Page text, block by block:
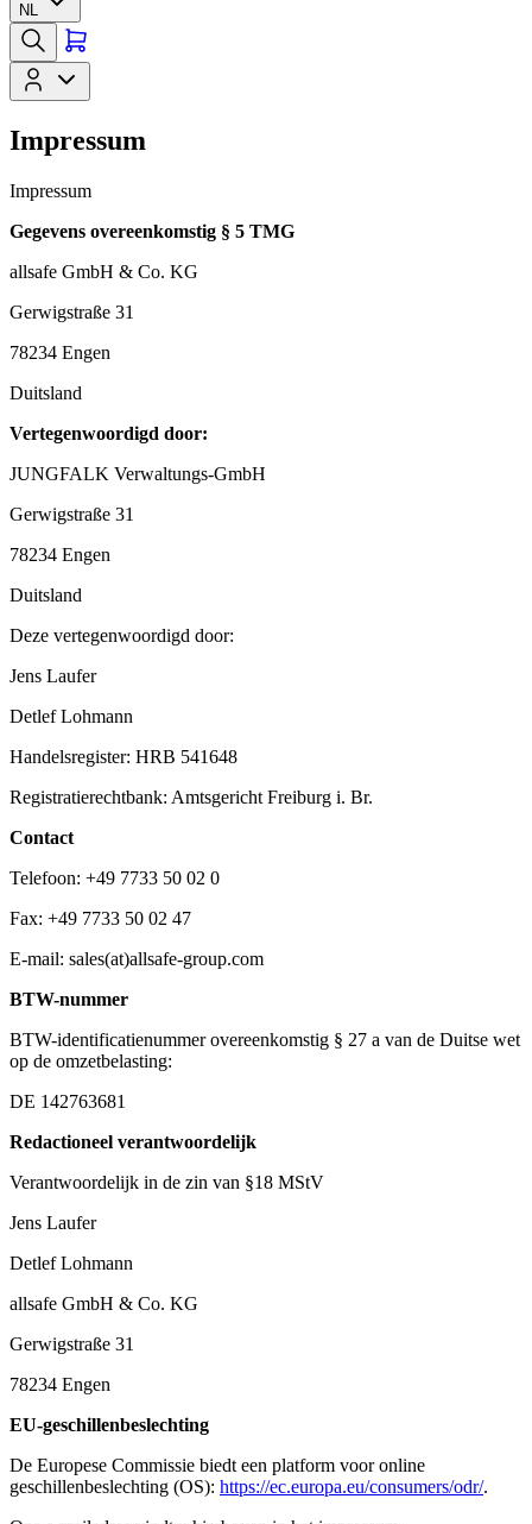
NL
Impressum
Impressum
Gegevens overeenkomstig § 5 TMG
allsafe GmbH & Co. KG
Gerwigstraße 31
78234 Engen
Duitsland
Vertegenwoordigd door:
JUNGFALK Verwaltungs-GmbH
Gerwigstraße 31
78234 Engen
Duitsland
Deze vertegenwoordigd door:
Jens Laufer
Detlef Lohmann
Handelsregister: HRB 541648
Registratierechtbank: Amtsgericht Freiburg i. Br.
Contact
Telefoon: +49 7733 50 02 0
Fax: +49 7733 50 02 47
E-mail: sales(at)allsafe-group.com
BTW-nummer
BTW-identificatienummer overeenkomstig § 27 a van de Duitse wet
op de omzetbelasting:
DE 142763681
Redactioneel verantwoordelijk
Verantwoordelijk in de zin van §18 MStV
Jens Laufer
Detlef Lohmann
allsafe GmbH & Co. KG
Gerwigstraße 31
78234 Engen
EU-geschillenbeslechting
De Europese Commissie biedt een platform voor online
geschillenbeslechting (OS): https://ec.europa.eu/consumers/odr/.